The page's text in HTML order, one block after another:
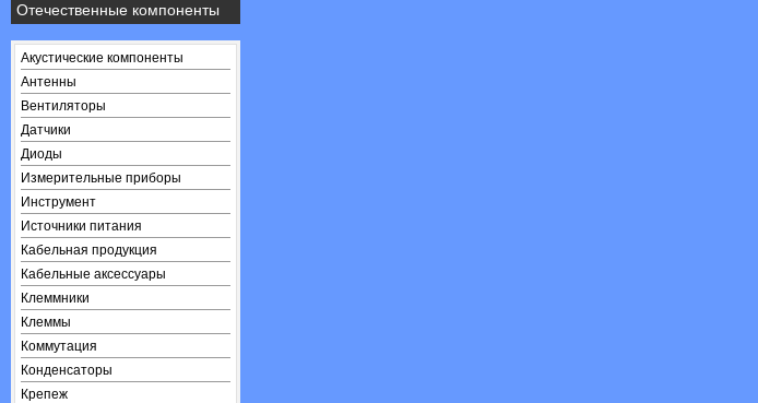
Отечественные компоненты
Акустические компоненты
Антенны
Вентиляторы
Датчики
Диоды
Измерительные приборы
Инструмент
Источники питания
Кабельная продукция
Кабельные аксессуары
Клеммники
Клеммы
Коммутация
Конденсаторы
Крепеж